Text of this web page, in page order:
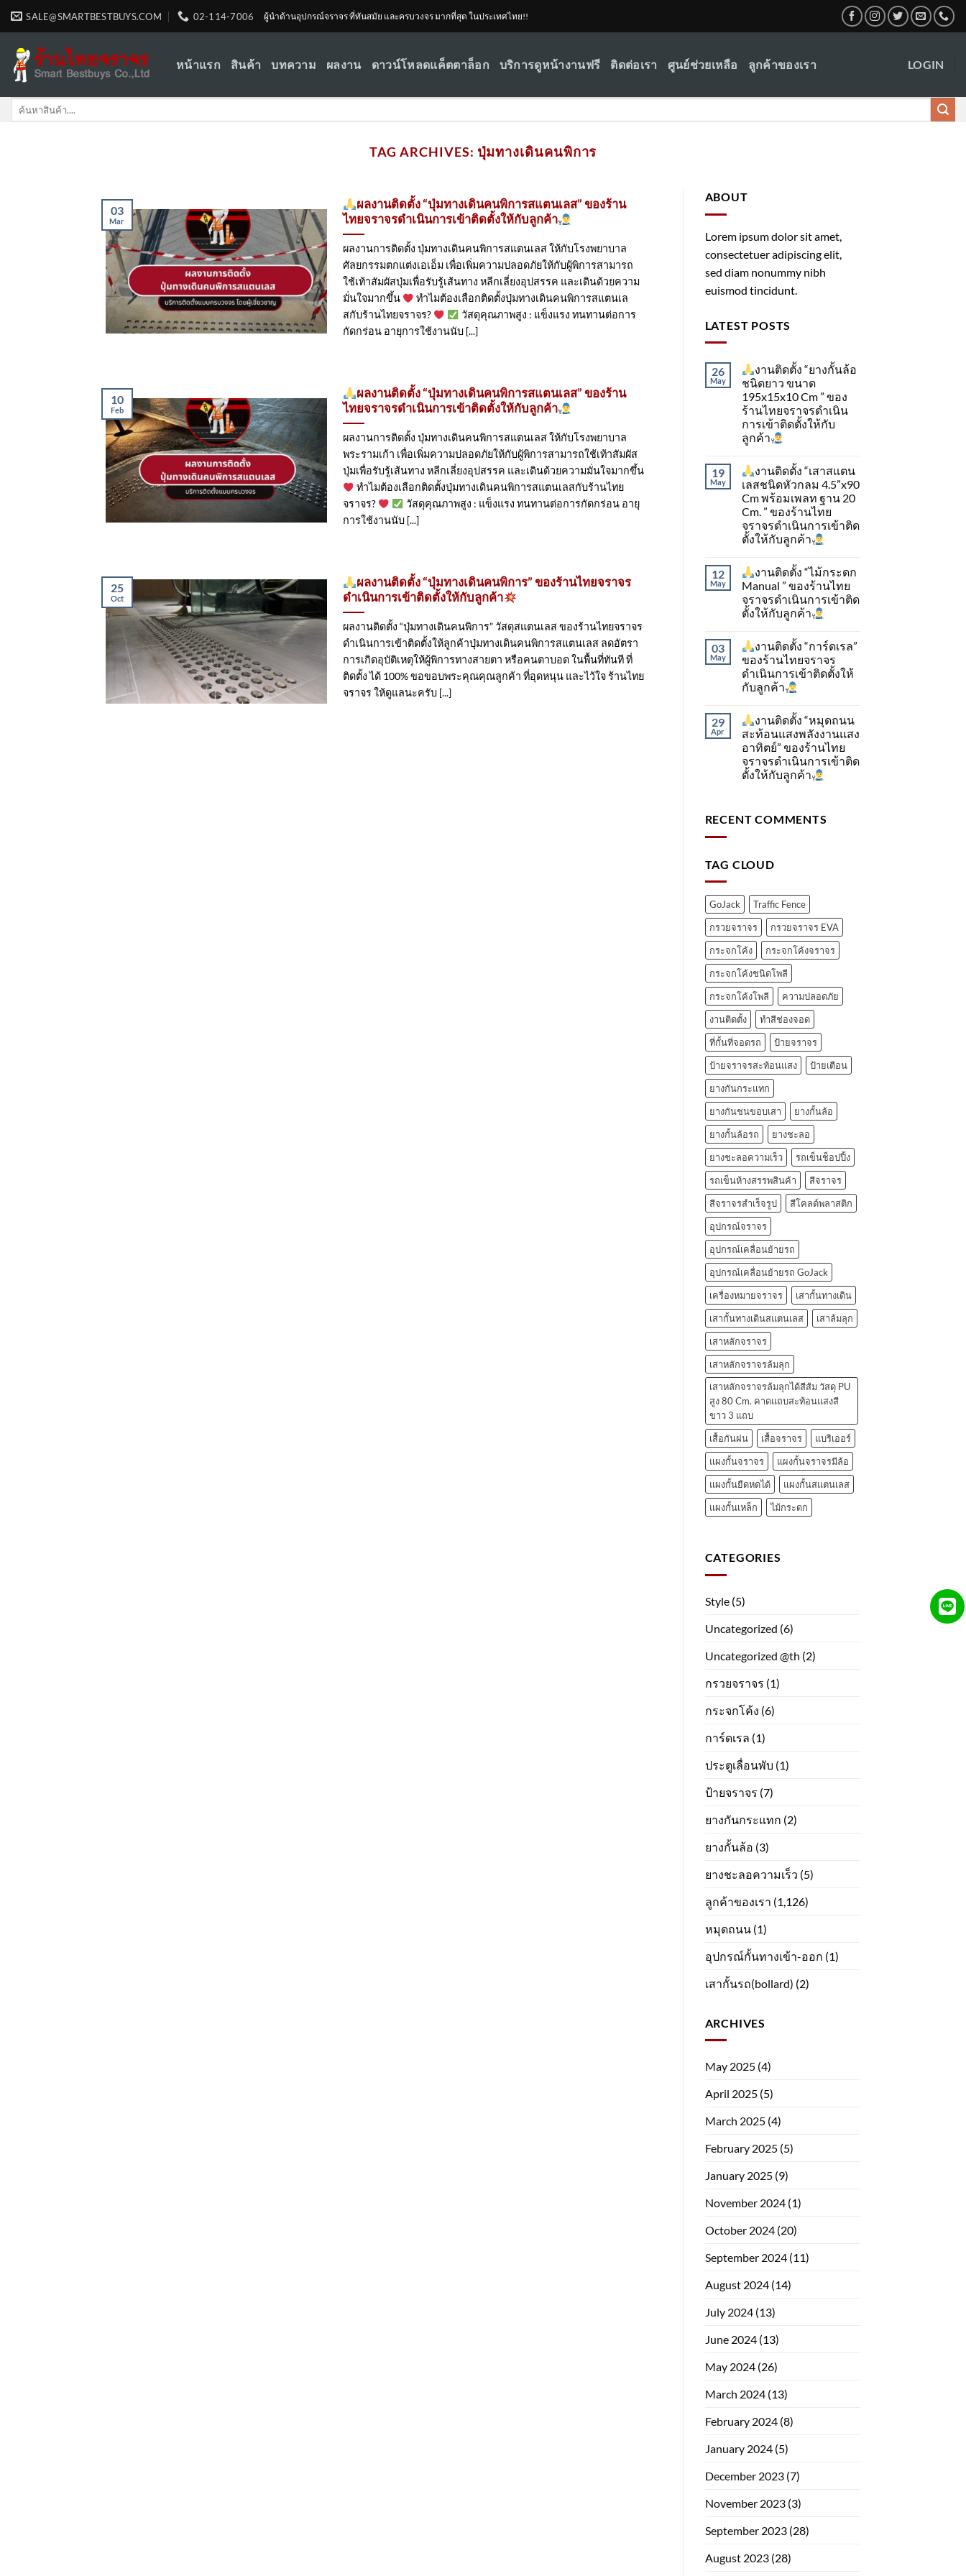
Skip
SALE@SMARTBESTBUYS.COM 02-114-7006 ผู้นำด้านอุปกรณ์จราจร ที่ทันสมัย และครบวงจร มากที่สุด ในประเทศไทย!!
หน้าแรก สินค้า บทความ ผลงาน ดาวน์โหลดแค็ตตาล็อก บริการดูหน้างานฟรี ติดต่อเรา ศูนย์ช่วยเหลือ ลูกค้าของเรา LOGIN
Search
TAG ARCHIVES: ปุ่มทางเดินคนพิการ
ผลงานติดตั้ง “ปุ่มทางเดินคนพิการสแตนเลส” ของร้าน
ไทยจราจรดำเนินการเข้าติดตั้ง​ให้กับลูกค้า
ผลงานการติดตั้ง ปุ่มทางเดินคนพิการสแตนเลส ให้กับโรงพยาบาล
ศัลยกรรมตกแต่งเอเอ็ม เพื่อเพิ่มความปลอดภัยให้กับผู้พิการสามารถ
ใช้เท้าสัมผัสปุ่มเพื่อรับรู้เส้นทาง หลีกเลี่ยงอุปสรรค และเดินด้วยความ
มั่นใจมากขึ้น
ทำไมต้องเลือกติดตั้งปุ่มทางเดินคนพิการสแตนเล
สกับร้านไทยจราจร?
วัสดุคุณภาพสูง : แข็งแรง ทนทานต่อการ
กัดกร่อน อายุการใช้งานนับ [...]
03
Mar
ผลงานติดตั้ง “ปุ่มทางเดินคนพิการสแตนเลส” ของร้าน
ไทยจราจรดำเนินการเข้าติดตั้ง​ให้กับลูกค้า
ผลงานการติดตั้ง ปุ่มทางเดินคนพิการสแตนเลส ให้กับโรงพยาบาล
พระรามเก้า เพื่อเพิ่มความปลอดภัยให้กับผู้พิการสามารถใช้เท้าสัมผัส
ปุ่มเพื่อรับรู้เส้นทาง หลีกเลี่ยงอุปสรรค และเดินด้วยความมั่นใจมากขึ้น
ทำไมต้องเลือกติดตั้งปุ่มทางเดินคนพิการสแตนเลสกับร้านไทย
จราจร?
วัสดุคุณภาพสูง : แข็งแรง ทนทานต่อการกัดกร่อน อายุ
การใช้งานนับ [...]
10
Feb
ผลงานติดตั้ง “ปุ่มทางเดินคนพิการ” ของร้านไทยจราจร
ดำเนินการเข้าติดตั้ง​ให้กับลูกค้า
ผลงานติดตั้ง “ปุ่มทางเดินคนพิการ” วัสดุสแตนเลส ของร้านไทยจราจร
ดำเนินการเข้าติดตั้ง​ให้ลูกค้าปุ่มทางเดินคนพิการสแตนเลส ลดอัตรา
การเกิดอุบัติเหตุให้ผู้พิการทางสายตา หรือคนตาบอด ในพื้นที่ทันที ที่
ติดตั้ง ได้ 100% ขอขอบพระคุณคุณลูกค้า ที่อุดหนุน และไว้ใจ ร้านไทย
จราจร ให้ดูแลนะครับ [...]
25
Oct
ABOUT
Lorem ipsum dolor sit amet,
consectetuer adipiscing elit,
sed diam nonummy nibh
euismod tincidunt.
LATEST POSTS
26
May
งานติดตั้ง “ยางกั้นล้อ
ชนิดยาว ขนาด
195x15x10 Cm ” ของ
ร้านไทยจราจรดำเนิน
การเข้าติดตั้ง​ให้กับ
ลูกค้า
19
May
งานติดตั้ง “เสาสแตน
เลสชนิดหัวกลม 4.5”x90
Cm พร้อมเพลท ฐาน 20
Cm. ” ของร้านไทย
จราจรดำเนินการเข้าติด
ตั้ง​ให้กับลูกค้า
12
May
งานติดตั้ง “ไม้กระดก
Manual ” ของร้านไทย
จราจรดำเนินการเข้าติด
ตั้ง​ให้กับลูกค้า
03
May
งานติดตั้ง “การ์ดเรล”
ของร้านไทยจราจร
ดำเนินการเข้าติดตั้ง​ให้
กับลูกค้า
29
Apr
งานติดตั้ง “หมุดถนน
สะท้อนแสงพลังงานแสง
อาทิตย์” ของร้านไทย
จราจรดำเนินการเข้าติด
ตั้ง​ให้กับลูกค้า
RECENT COMMENTS
TAG CLOUD
GoJack
Traffic Fence
กรวยจราจร
กรวยจราจร EVA
กระจกโค้ง
กระจกโค้งจราจร
กระจกโค้งชนิดโพลี
กระจกโค้งโพลี
ความปลอดภัย
งานติดตั้ง
ทำสีช่องจอด
ที่กั้นที่จอดรถ
ป้ายจราจร
ป้ายจราจรสะท้อนแสง
ป้ายเตือน
ยางกันกระแทก
ยางกันชนขอบเสา
ยางกั้นล้อ
ยางกั้นล้อรถ
ยางชะลอ
ยางชะลอความเร็ว
รถเข็นช็อปปิ้ง
รถเข็นห้างสรรพสินค้า
สีจราจร
สีจราจรสำเร็จรูป
สีโคลด์พลาสติก
อุปกรณ์จราจร
อุปกรณ์เคลื่อนย้ายรถ
อุปกรณ์เคลื่อนย้ายรถ GoJack
เครื่องหมายจราจร
เสากั้นทางเดิน
เสากั้นทางเดินสแตนเลส
เสาล้มลุก
เสาหลักจราจร
เสาหลักจราจรล้มลุก
เสาหลักจราจรล้มลุกได้สีส้ม วัสดุ PU
สูง 80 Cm. คาดแถบสะท้อนแสงสี
ขาว 3 แถบ
เสื้อกันฝน
เสื้อจราจร
แบริเออร์
แผงกั้นจราจร
แผงกั้นจราจรมีล้อ
แผงกั้นยืดหดได้
แผงกั้นสแตนเลส
แผงกั้นเหล็ก
ไม้กระดก
CATEGORIES
Style(5)
Uncategorized (6)
Uncategorized @th (2)
กรวยจราจร (1)
กระจกโค้ง (6)
การ์ดเรล (1)
ประตูเลื่อนพับ (1)
ป้ายจราจร (7)
ยางกันกระแทก (2)
ยางกั้นล้อ (3)
ยางชะลอความเร็ว (5)
ลูกค้าของเรา (1,126)
หมุดถนน(1)
อุปกรณ์กั้นทางเข้า-ออก (1)
เสากั้นรถ(bollard) (2)
ARCHIVES
May 2025(4)
April 2025(5)
March 2025(4)
February 2025(5)
January 2025(9)
November 2024(1)
October 2024(20)
September 2024(11)
August 2024(14)
July 2024(13)
June 2024(13)
May 2024(26)
March 2024(13)
February 2024(8)
January 2024(5)
December 2023(7)
November 2023(3)
September 2023(28)
August 2023(28)